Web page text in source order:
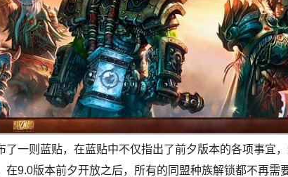
了一则蓝贴，在蓝贴中不仅指出了前夕版本的各项事宜
在9.0版本前夕开放之后，所有的同盟种族解锁都不再需